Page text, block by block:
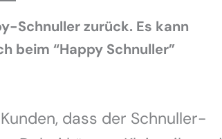
Schnuller zurück. Es kann
beim “Happy Schnuller”
dass der Schnuller-